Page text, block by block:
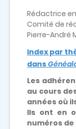
Rédactrice
Comité de
Pierre-André
Index par
dans
Les
au cours
années où
Ils ont en
numéros de